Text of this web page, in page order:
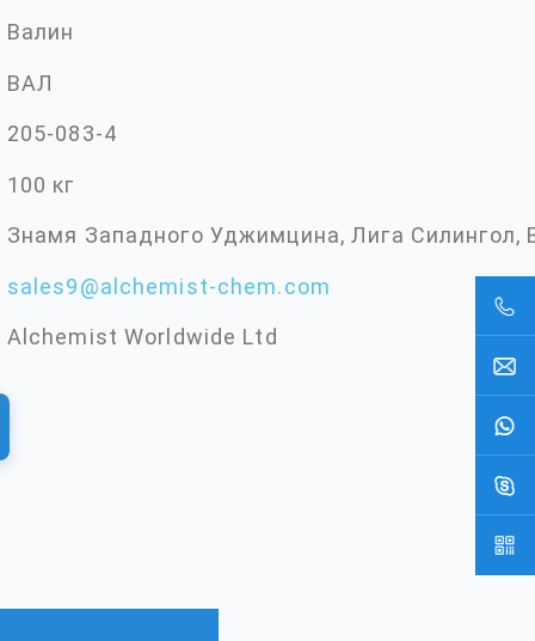
Валин
ВАЛ
205-083-4
100 кг
Знамя Западного Уджимцина, Лига Силингол,
sales9@alchemist-chem.com
Alchemist Worldwide Ltd